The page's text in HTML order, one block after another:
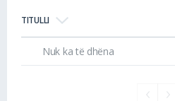
TITULLI
Nuk ka të dhëna